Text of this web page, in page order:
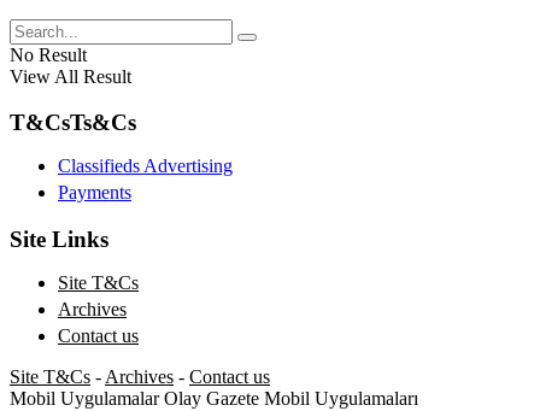
No Result
View All Result
T&CsTs&Cs
Classifieds Advertising
Payments
Site Links
Site T&Cs
Archives
Contact us
Site T&Cs - Archives - Contact us
Mobil Uygulamalar Olay Gazete Mobil Uygulamaları